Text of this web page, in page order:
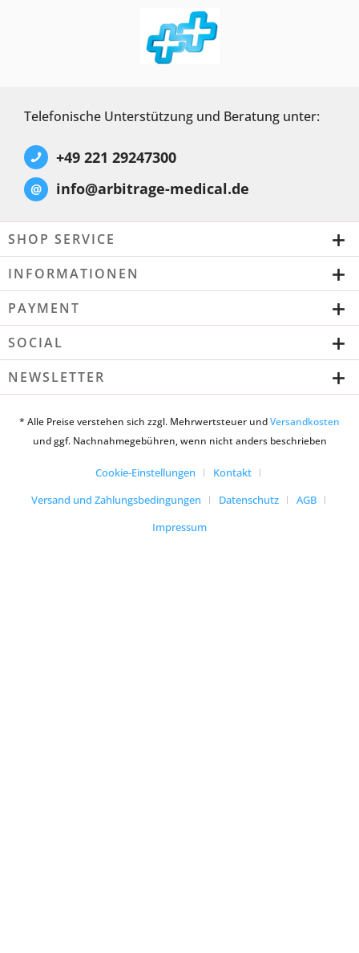
Telefonische Unterstützung und Beratung unter:
+49 221 29247300
@ info@arbitrage-medical.de
SHOP SERVICE
INFORMATIONEN
PAYMENT
SOCIAL
NEWSLETTER
* Alle Preise verstehen sich zzgl. Mehrwertsteuer undVersandkosten
und ggf. Nachnahmegebühren, wenn nicht anders beschrieben
Cookie-Einstellungen
Kontakt
Versand und Zahlungsbedingungen
Datenschutz
AGB
Impressum